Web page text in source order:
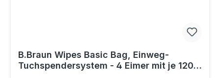
B.Braun Wipes Basic Bag, Einweg-
Tuchspendersystem - 4 Eimer mit je 120